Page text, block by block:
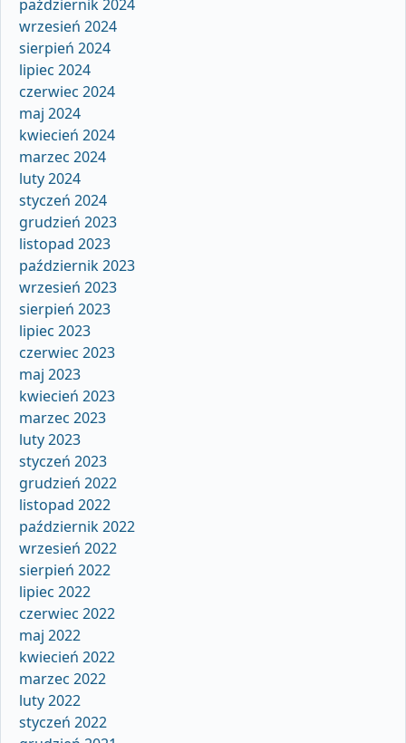
październik 2024
wrzesień 2024
sierpień 2024
lipiec 2024
czerwiec 2024
maj 2024
kwiecień 2024
marzec 2024
luty 2024
styczeń 2024
grudzień 2023
listopad 2023
październik 2023
wrzesień 2023
sierpień 2023
lipiec 2023
czerwiec 2023
maj 2023
kwiecień 2023
marzec 2023
luty 2023
styczeń 2023
grudzień 2022
listopad 2022
październik 2022
wrzesień 2022
sierpień 2022
lipiec 2022
czerwiec 2022
maj 2022
kwiecień 2022
marzec 2022
luty 2022
styczeń 2022